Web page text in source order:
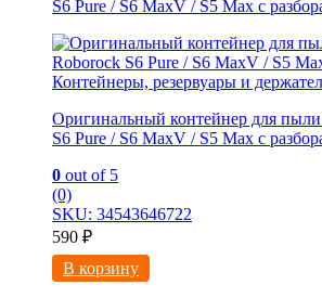
S6 Pure / S6 MaxV / S5 Max с
Контейнеры, резервуары и
Оригинальный контейнер для
S6 Pure / S6 MaxV / S5 Max с
0 out of 5
(0)
SKU: 34543646722
590 ₽
В корзину